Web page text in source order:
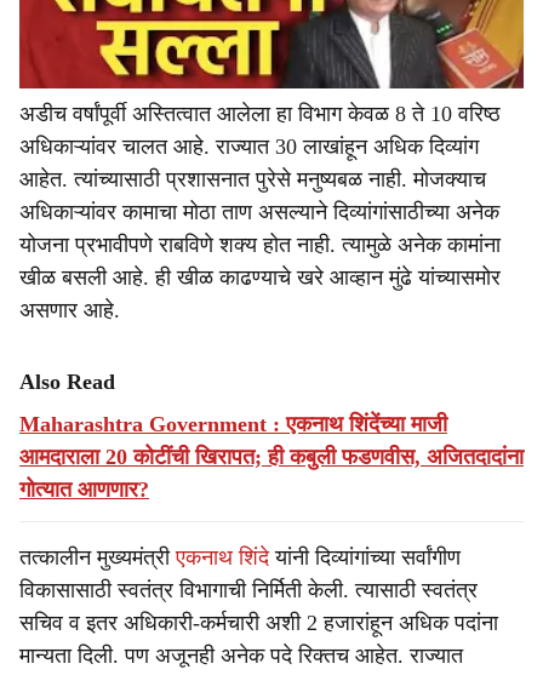
अडीच वर्षांपूर्वी अस्तित्वात आलेला हा विभाग केवळ 8 ते 10 वरिष्ठ
अधिकाऱ्यांवर चालत आहे. राज्यात 30 लाखांहून अधिक दिव्यांग
आहेत. त्यांच्यासाठी प्रशासनात पुरेसे मनुष्यबळ नाही. मोजक्याच
अधिकाऱ्यांवर कामाचा मोठा ताण असल्याने दिव्यांगांसाठीच्या अनेक
योजना प्रभावीपणे राबविणे शक्य होत नाही. त्यामुळे अनेक कामांना
खीळ बसली आहे. ही खीळ काढण्याचे खरे आव्हान मुंढे यांच्यासमोर
असणार आहे.
Also Read
Maharashtra Government : एकनाथ शिंदेंच्या माजी
आमदाराला 20 कोटींची खिरापत; ही कबुली फडणवीस, अजितदादांना
गोत्यात आणणार?
तत्कालीन मुख्यमंत्रीएकनाथ शिंदेयांनी दिव्यांगांच्या सर्वांगीण
विकासासाठी स्वतंत्र विभागाची निर्मिती केली. त्यासाठी स्वतंत्र
सचिव व इतर अधिकारी-कर्मचारी अशी 2 हजारांहून अधिक पदांना
मान्यता दिली. पण अजूनही अनेक पदे रिक्तच आहेत. राज्यात